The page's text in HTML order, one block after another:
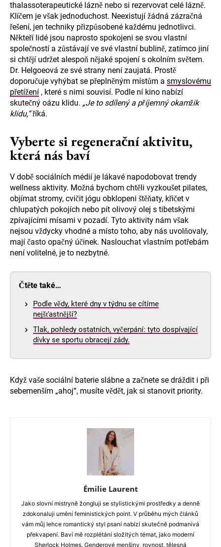
thalassoterapeutické lázně nebo si rezervovat celé lázně.
Klíčem je však jednoduchost. Neexistují žádná zázračná
řešení, jen techniky přizpůsobené každému jednotlivci.
Někteří lidé jsou naprosto spokojeni se svou vlastní
společností a zůstávají ve své vlastní bublině, zatímco jiní
si chtějí udržet alespoň nějaké spojení s okolním světem.
Dr. Helgoeová ze své strany není zaujatá. Prostě
doporučuje vyhýbat se přeplněným místům a smyslovému
přetížení , které s nimi souvisí. Podle ní kino nabízí
skutečný oázu klidu. „Je to sdílený a příjemný okamžik
klidu,“říká.
Vyberte si regenerační aktivitu,
která nás baví
V době sociálních médií je lákavé napodobovat trendy
wellness aktivity. Možná bychom chtěli vyzkoušet pilates,
objímat stromy, cvičit jógu obklopeni štěňaty, křičet v
chlupatých pokojích nebo pít olivový olej s tibetskými
zpívajícími mísami v pozadí. Tyto aktivity nám však
nejsou vždycky vhodné a místo toho, aby nás uvolňovaly,
mají často opačný účinek. Naslouchat vlastním potřebám
není volitelné, je to nezbytné.
Čtěte také…
Podle vědy, které dny v týdnu se cítíme
nejšťastnější?
Tlak, pohledy ostatních, vyčerpání: tyto dospívající
dívky se sportu obracejí zády.
Když vaše sociální baterie slábne a začnete se dráždit i při
sebemenším „ahoj“, musíte vědět, jak si stanovit priority.
Émilie Laurent
Jako slovní mistryně žongluji se stylistickými prostředky a denně
zdokonaluji umění feministických point. V průběhu mých článků
vám můj lehce romantický styl psaní nabízí skutečně podmanivá
překvapení. Baví mě rozplétání složitých témat, jako moderní
Sherlock Holmes. Genderové menšiny, rovnost, tělesná